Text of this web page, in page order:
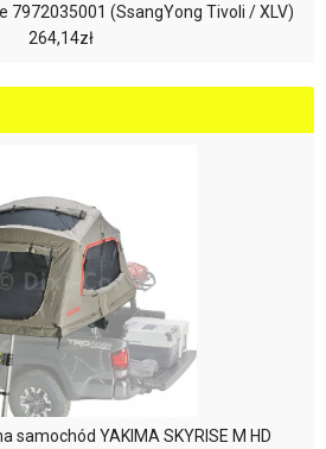
7972035001 (SsangYong Tivoli / XLV)
264,14zł
samochód YAKIMA SKYRISE M HD